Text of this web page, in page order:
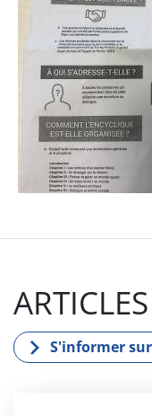
S'informer